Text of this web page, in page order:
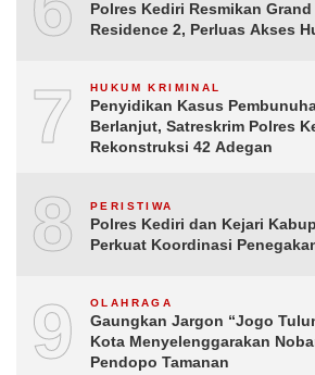
Polres Kediri Resmikan Grand
Residence 2, Perluas Akses
7 HUKUM KRIMINAL
Penyidikan Kasus
Berlanjut, Satreskrim Polres
Rekonstruksi 42 Adegan
8 PERISTIWA
Polres Kediri dan Kejari
Perkuat Koordinasi
9 OLAHRAGA
Gaungkan Jargon “Jogo
Kota Menyelenggarakan
Pendopo Tamanan